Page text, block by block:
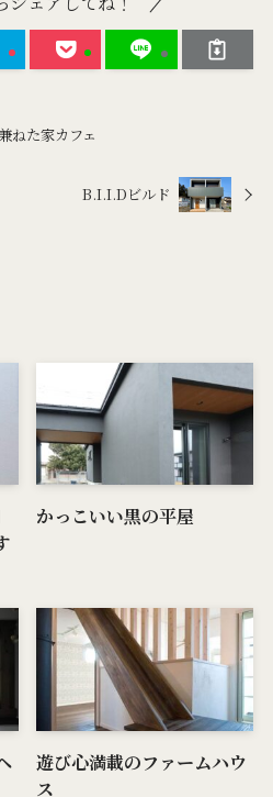
ねた家カフェ
B.I.I.Dビルド
かっこいい黒の平屋
遊び心満載のファームハウ
ス